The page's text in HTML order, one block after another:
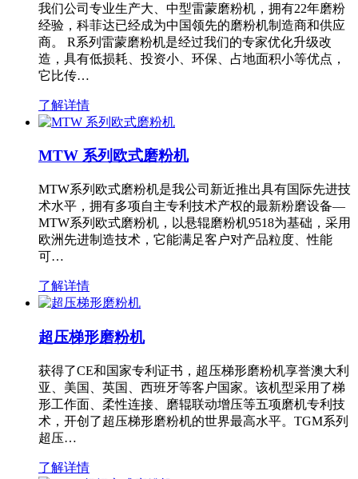
我们公司专业生产大、中型雷蒙磨粉机，拥有22年磨粉
经验，科菲达已经成为中国领先的磨粉机制造商和供应
商。 R系列雷蒙磨粉机是经过我们的专家优化升级改
造，具有低损耗、投资小、环保、占地面积小等优点，
它比传…
了解详情
MTW 系列欧式磨粉机
MTW系列欧式磨粉机是我公司新近推出具有国际先进技
术水平，拥有多项自主专利技术产权的最新粉磨设备—
MTW系列欧式磨粉机，以悬辊磨粉机9518为基础，采用
欧洲先进制造技术，它能满足客户对产品粒度、性能
可…
了解详情
超压梯形磨粉机
获得了CE和国家专利证书，超压梯形磨粉机享誉澳大利
亚、美国、英国、西班牙等客户国家。该机型采用了梯
形工作面、柔性连接、磨辊联动增压等五项磨机专利技
术，开创了超压梯形磨粉机的世界最高水平。TGM系列
超压…
了解详情